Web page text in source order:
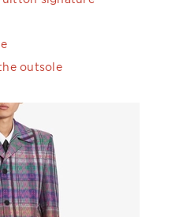
outsole